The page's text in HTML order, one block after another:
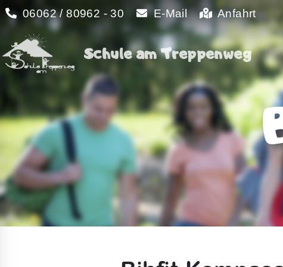
06062 / 80962 - 30 E-Mail Anfahrt
Schule am Treppenweg
Schule am Treppenweg